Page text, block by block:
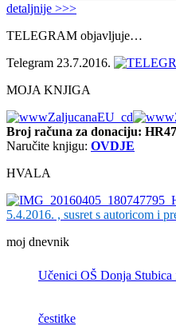
detaljnije >>>
TELEGRAM objavljuje…
Telegram 23.7.2016.
MOJA KNJIGA
Broj računa za donaciju:
Naručite knjigu: OVDJE
HVALA
5.4.2016. , susret s autoricom i
moj dnevnik
čestitke